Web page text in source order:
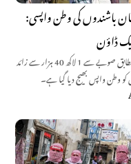
باشندوں کی وطن واپسی:
ڈاؤن
محکمۂ داخلہ پنجاب کے مطابق صوبے سے 1 لاکھ 40 ہزار سے زائد
کو وطن واپس بھیج دیا گیا ہے۔